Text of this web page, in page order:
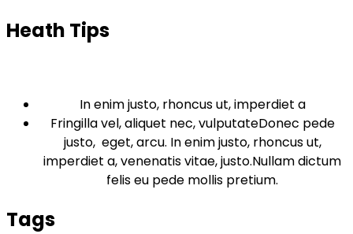
Heath Tips
In enim justo, rhoncus ut, imperdiet a
Fringilla vel, aliquet nec, vulputateDonec pede
justo, eget, arcu. In enim justo, rhoncus ut,
imperdiet a, venenatis vitae, justo.Nullam dictum
felis eu pede mollis pretium.
Tags